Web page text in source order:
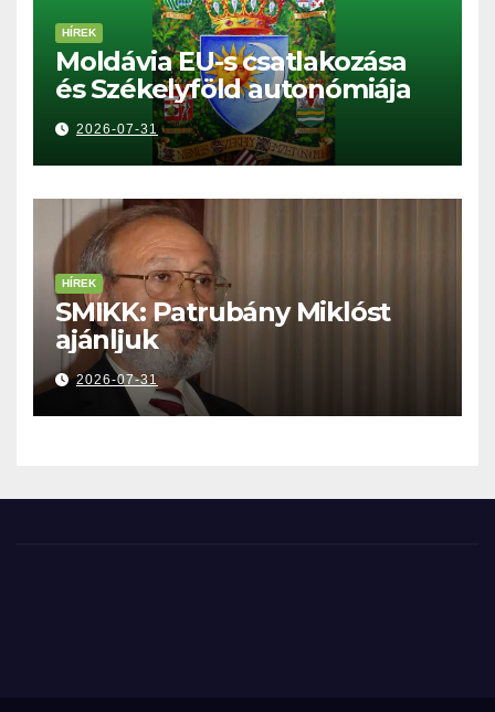
HÍREK
Moldávia EU-s csatlakozása
és Székelyföld autonómiája
2026-07-31
HÍREK
SMIKK: Patrubány Miklóst
ajánljuk
2026-07-31